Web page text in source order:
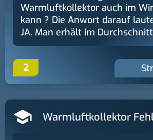
Warmluftkollektor auch im
kann ? Die Anwort darauf
JA. Man erhält im
2
Warmluftkollektor